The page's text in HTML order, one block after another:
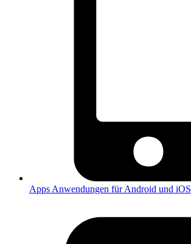
Apps Anwendungen für Android und iOS